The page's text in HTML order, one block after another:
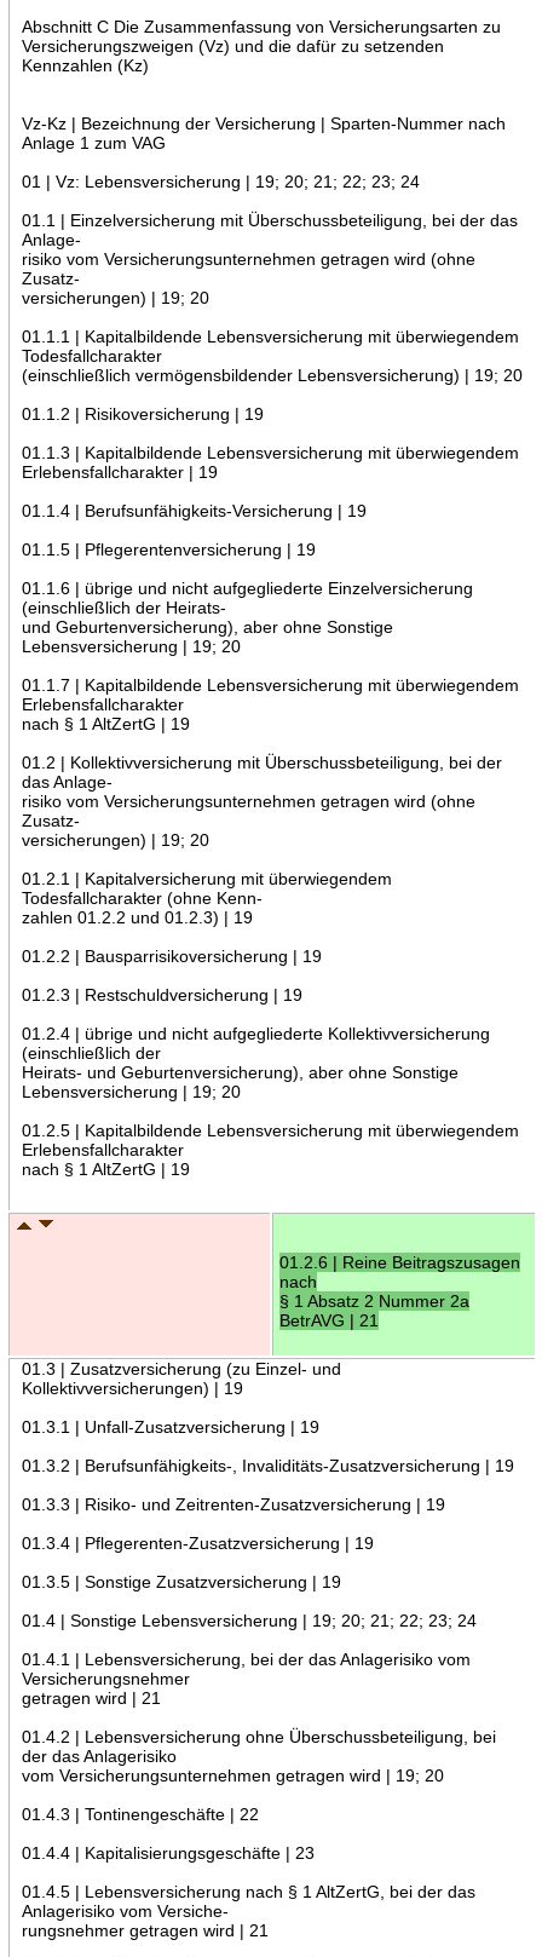
Abschnitt C Die Zusammenfassung von Versicherungsarten zu
Versicherungszweigen (Vz) und die dafür zu setzenden
Kennzahlen (Kz)
Vz-Kz | Bezeichnung der Versicherung | Sparten-Nummer nach
Anlage 1 zum VAG
01 | Vz: Lebensversicherung | 19; 20; 21; 22; 23; 24
01.1 | Einzelversicherung mit Überschussbeteiligung, bei der das
Anlage-
risiko vom Versicherungsunternehmen getragen wird (ohne
Zusatz-
versicherungen) | 19; 20
01.1.1 | Kapitalbildende Lebensversicherung mit überwiegendem
Todesfallcharakter
(einschließlich vermögensbildender Lebensversicherung) | 19; 20
01.1.2 | Risikoversicherung | 19
01.1.3 | Kapitalbildende Lebensversicherung mit überwiegendem
Erlebensfallcharakter | 19
01.1.4 | Berufsunfähigkeits-Versicherung | 19
01.1.5 | Pflegerentenversicherung | 19
01.1.6 | übrige und nicht aufgegliederte Einzelversicherung
(einschließlich der Heirats-
und Geburtenversicherung), aber ohne Sonstige
Lebensversicherung | 19; 20
01.1.7 | Kapitalbildende Lebensversicherung mit überwiegendem
Erlebensfallcharakter
nach § 1 AltZertG | 19
01.2 | Kollektivversicherung mit Überschussbeteiligung, bei der
das Anlage-
risiko vom Versicherungsunternehmen getragen wird (ohne
Zusatz-
versicherungen) | 19; 20
01.2.1 | Kapitalversicherung mit überwiegendem
Todesfallcharakter (ohne Kenn-
zahlen 01.2.2 und 01.2.3) | 19
01.2.2 | Bausparrisikoversicherung | 19
01.2.3 | Restschuldversicherung | 19
01.2.4 | übrige und nicht aufgegliederte Kollektivversicherung
(einschließlich der
Heirats- und Geburtenversicherung), aber ohne Sonstige
Lebensversicherung | 19; 20
01.2.5 | Kapitalbildende Lebensversicherung mit überwiegendem
Erlebensfallcharakter
nach § 1 AltZertG | 19
01.2.6 | Reine Beitragszusagen
nach
§ 1 Absatz 2 Nummer 2a
BetrAVG | 21
01.3 | Zusatzversicherung (zu Einzel- und
Kollektivversicherungen) | 19
01.3.1 | Unfall-Zusatzversicherung | 19
01.3.2 | Berufsunfähigkeits-, Invaliditäts-Zusatzversicherung | 19
01.3.3 | Risiko- und Zeitrenten-Zusatzversicherung | 19
01.3.4 | Pflegerenten-Zusatzversicherung | 19
01.3.5 | Sonstige Zusatzversicherung | 19
01.4 | Sonstige Lebensversicherung | 19; 20; 21; 22; 23; 24
01.4.1 | Lebensversicherung, bei der das Anlagerisiko vom
Versicherungsnehmer
getragen wird | 21
01.4.2 | Lebensversicherung ohne Überschussbeteiligung, bei
der das Anlagerisiko
vom Versicherungsunternehmen getragen wird | 19; 20
01.4.3 | Tontinengeschäfte | 22
01.4.4 | Kapitalisierungsgeschäfte | 23
01.4.5 | Lebensversicherung nach § 1 AltZertG, bei der das
Anlagerisiko vom Versiche-
rungsnehmer getragen wird | 21